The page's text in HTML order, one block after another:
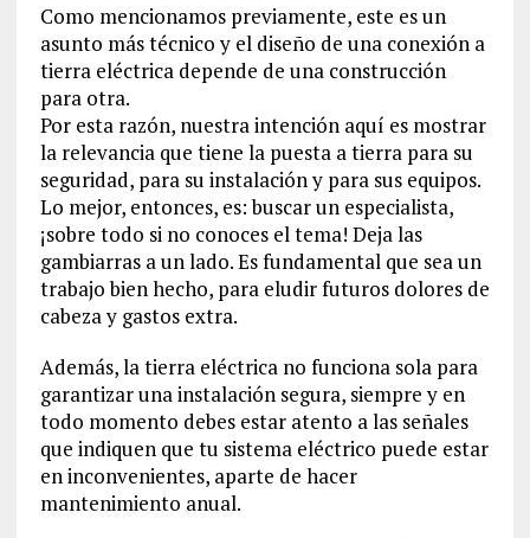
Como mencionamos previamente, este es un
asunto más técnico y el diseño de una conexión a
tierra eléctrica depende de una construcción
para otra.
Por esta razón, nuestra intención aquí es mostrar
la relevancia que tiene la puesta a tierra para su
seguridad, para su instalación y para sus equipos.
Lo mejor, entonces, es: buscar un especialista,
¡sobre todo si no conoces el tema! Deja las
gambiarras a un lado. Es fundamental que sea un
trabajo bien hecho, para eludir futuros dolores de
cabeza y gastos extra.
Además, la tierra eléctrica no funciona sola para
garantizar una instalación segura, siempre y en
todo momento debes estar atento a las señales
que indiquen que tu sistema eléctrico puede estar
en inconvenientes, aparte de hacer
mantenimiento anual.